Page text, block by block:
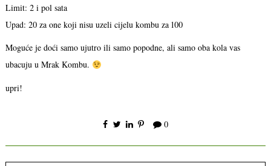
Limit: 2 i pol sata
Upad: 20 za one koji nisu uzeli cijelu kombu za 100
Moguće je doći samo ujutro ili samo popodne, ali samo oba kola vas
ubacuju u Mrak Kombu.
upri!
0